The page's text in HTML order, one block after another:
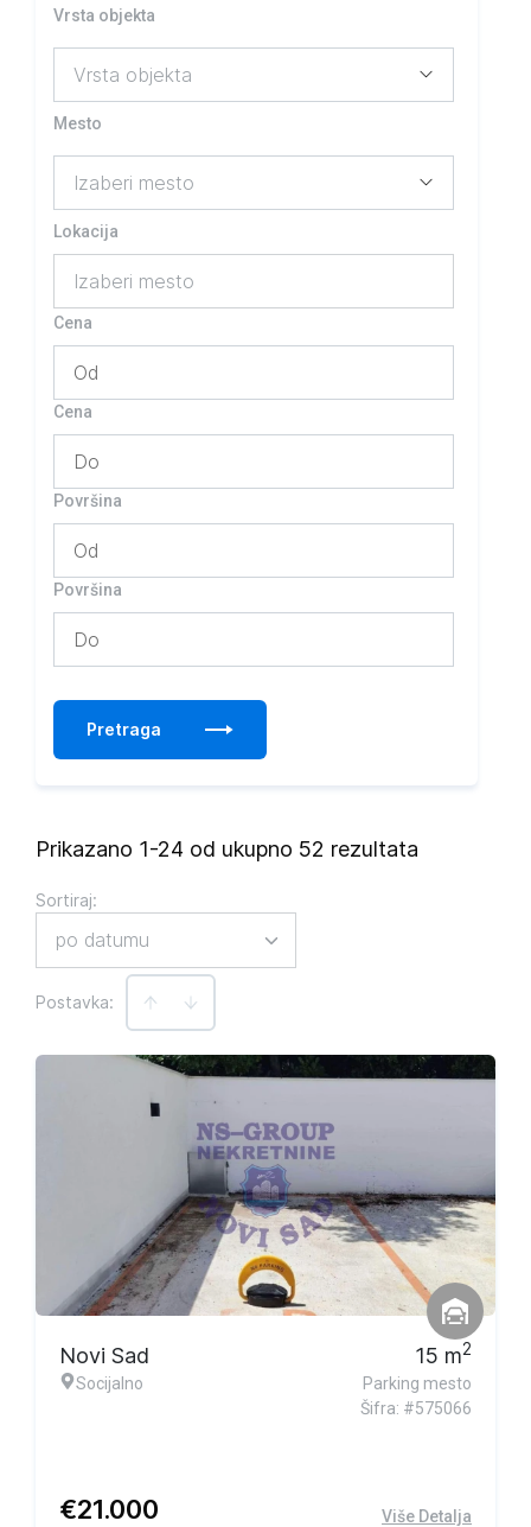
Vrsta objekta
Mesto
Lokacija
Izaberi mesto
Cena
Cena
Površina
Površina
Pretraga
Prikazano 1-24 od ukupno 52 rezultata
Postavka:
Sortiraj:
po datumu
Ekskluzivna ponuda
Novi Sad
Socijalno
15 m2
Parking mesto
Šifra: #575066
€21.000 Više Detalja